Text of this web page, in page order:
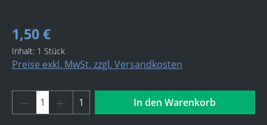
1,50 €
Inhalt: 1 Stück
Preise exkl. MwSt. zzgl. Versandkosten
Produkt Anzahl: Gib den gewünschten
1 In den Warenkorb